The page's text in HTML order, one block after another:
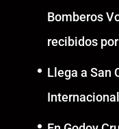
Bomberos
recibidos
Llega a San